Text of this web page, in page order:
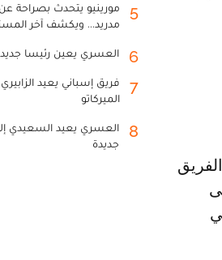
5
مورينيو يتحدث بصراحة عن
مدريد... ويكشف آخر
6 العسري يعين رئيسا جديدا
7
فريق إسباني يعيد
الميركاتو
8
العسري يعيد السعيدي
جديدة